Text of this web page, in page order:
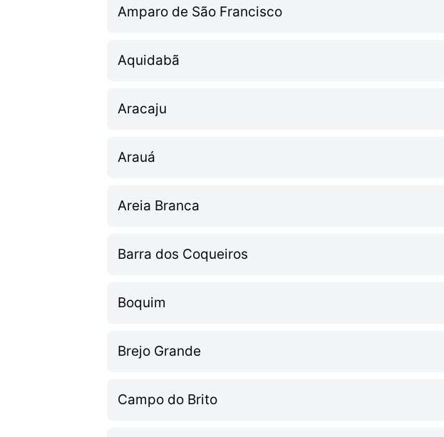
Amparo de São Francisco
Aquidabã
Aracaju
Arauá
Areia Branca
Barra dos Coqueiros
Boquim
Brejo Grande
Campo do Brito